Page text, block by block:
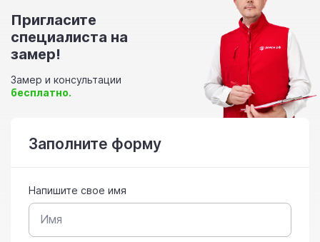
Пригласите
специалиста на
замер!
Замер и консультации
бесплатно.
Заполните форму
Напишите свое имя